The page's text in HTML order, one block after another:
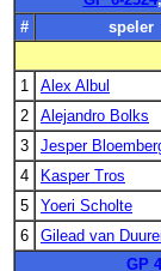
#
speler
1
Alex Albul
2
Alejandro Bolks
3
Jesper
4
Kasper Tros
5
Yoeri Scholte
6
Gilead van
GP